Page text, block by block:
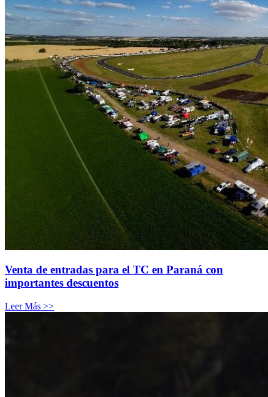
Venta de entradas para el TC en Paraná con
importantes descuentos
Leer Más >>